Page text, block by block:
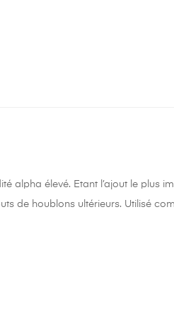
alpha élevé. Etant l’ajout le plus
de houblons ultérieurs. Utilisé